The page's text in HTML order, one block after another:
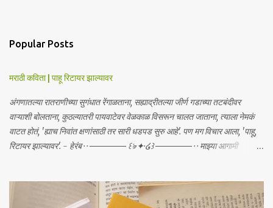
Popular Posts
मराठी कविता | पाहू रिटायर झाल्यावर
अंगणातल्या रातराणीच्या सुगंधात रेंगाळताना, सह्याद्रीतल्या जीर्ण गडाच्या तटबंदीवर
वाऱ्याशी बोलताना, कुठल्यातरी पायवाटेवर वेळकाळ विसरून चालत जाताना, त्याला नेमकं
वाटत होतं, 'ह्याच निवांत क्षणांसाठी तर सारी धडपड सुरु आहे'. पण मग विचार आला, 'पाहू,
रिटायर झाल्यावर'. - हेरंब · · ────── ꒰ঌ·✦·໒꒱ ────── · · माझ्या आगामी